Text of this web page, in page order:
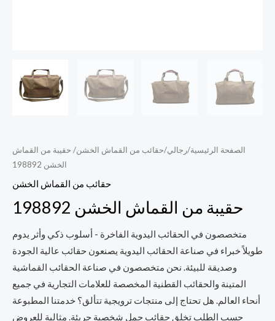
الصفحة الرئيسية/رجالي/حقائب من القماش الخشن/ حقيبة من القماش
الخشن 198892
حقائب من القماش الخشن
حقيبة من القماش الخشن 198892
متخصصون في الحقائب اليدوية الفاخرة - أسلوب ذكي وأثر يدوم
طويلاً خبراء في صناعة الحقائب اليدوية يصنعون حقائب عالية الجودة
وصديقة للبيئة. نحن متخصصون في صناعة الحقائب القماشية
المتينة والحقائب القطنية المخصصة للعلامات التجارية في جميع
أنحاء العالم. هل تحتاج إلى منتجات ترويجية تتألق؟ خدمتنا المطبوعة
حسب الطلب تخلق حقائب حمل شخصية جريئة. مثالية للعروض